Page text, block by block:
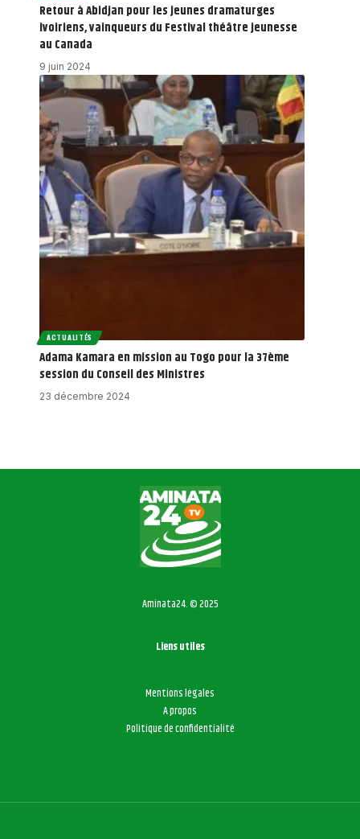
Retour à Abidjan pour les jeunes dramaturges
ivoiriens, vainqueurs du Festival théâtre jeunesse
au Canada
9 juin 2024
ACTUALITÉS
Adama Kamara en mission au Togo pour la 37ème
session du Conseil des Ministres
23 décembre 2024
Aminata24. © 2025
Liens utiles
Mentions légales
A propos
Politique de confidentialité